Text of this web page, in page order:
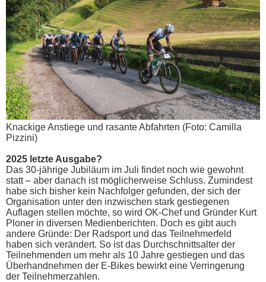
Knackige Anstiege und rasante Abfahrten (Foto: Camilla
Pizzini)
2025 letzte Ausgabe?
Das 30-jährige Jubiläum im Juli findet noch wie gewohnt
statt – aber danach ist möglicherweise Schluss. Zumindest
habe sich bisher kein Nachfolger gefunden, der sich der
Organisation unter den inzwischen stark gestiegenen
Auflagen stellen möchte, so wird OK-Chef und Gründer Kurt
Ploner in diversen Medienberichten. Doch es gibt auch
andere Gründe: Der Radsport und das Teilnehmerfeld
haben sich verändert. So ist das Durchschnittsalter der
Teilnehmenden um mehr als 10 Jahre gestiegen und das
Überhandnehmen der E-Bikes bewirkt eine Verringerung
der Teilnehmerzahlen.